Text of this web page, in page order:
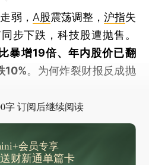
弱， A股震荡调整， 沪指失
步下跌，科技股遭抛售。
暴增19倍、年内股价已翻
10%。为何炸裂财报反成抛
字 订阅后继续阅读
会员专享
财新通单篇卡